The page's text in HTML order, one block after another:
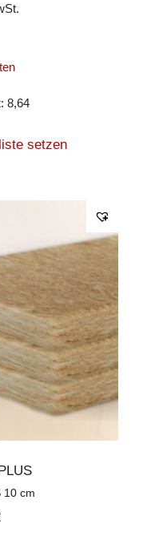
8,64
setzen
10 cm